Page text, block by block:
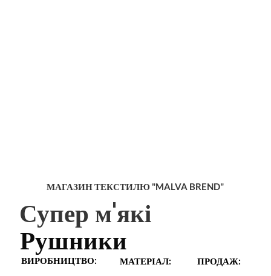
ВИРОБНИЦТВО:
ПРОДАЖ:
МАТЕРІАЛ:
Супер м'які
МАГАЗИН ТЕКСТИЛЮ "MALVA BREND"
Рушники